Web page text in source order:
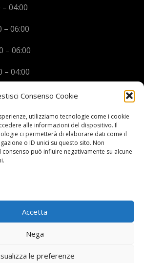
Consenso Cookie
utilizziamo tecnologie come i cookie
alle informazioni del dispositivo. Il
ci permetterà di elaborare dati come il
o ID unici su questo sito. Non
può influire negativamente su alcune
Accetta
Nega
le preferenze
04:00
06:00
06:00
04:00
–36100 Vicenza (VI)
Legali